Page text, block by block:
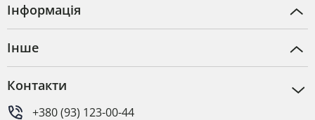
Інформація
Інше
Контакти
+380 (93) 123-00-44